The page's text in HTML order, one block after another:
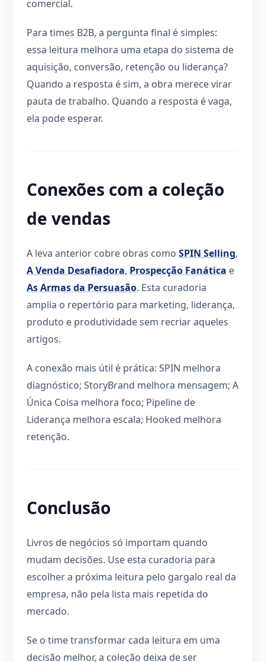
comercial.
Para times B2B, a pergunta final é simples:
essa leitura melhora uma etapa do sistema de
aquisição, conversão, retenção ou liderança?
Quando a resposta é sim, a obra merece virar
pauta de trabalho. Quando a resposta é vaga,
ela pode esperar.
Conexões com a coleção
de vendas
A leva anterior cobre obras como SPIN Selling,
A Venda Desafiadora, Prospecção Fanática e
As Armas da Persuasão. Esta curadoria
amplia o repertório para marketing, liderança,
produto e produtividade sem recriar aqueles
artigos.
A conexão mais útil é prática: SPIN melhora
diagnóstico; StoryBrand melhora mensagem; A
Única Coisa melhora foco; Pipeline de
Liderança melhora escala; Hooked melhora
retenção.
Conclusão
Livros de negócios só importam quando
mudam decisões. Use esta curadoria para
escolher a próxima leitura pelo gargalo real da
empresa, não pela lista mais repetida do
mercado.
Se o time transformar cada leitura em uma
decisão melhor, a coleção deixa de ser